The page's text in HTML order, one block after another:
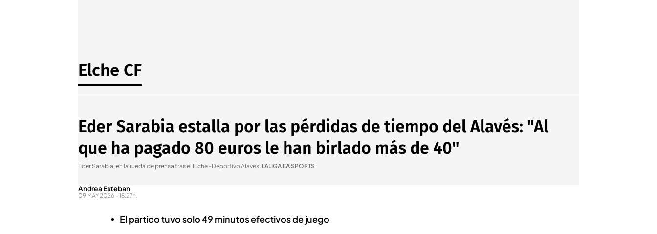
Elche CF
Eder Sarabia estalla por las pérdidas de tiempo del Alavés: "Al
que ha pagado 80 euros le han birlado más de 40"
Eder Sarabia, en la rueda de prensa tras el Elche -Deportivo Alavés. LALIGA EA SPORTS
Andrea Esteban
09 MAY 2026 - 18:27h.
El partido tuvo solo 49 minutos efectivos de juego